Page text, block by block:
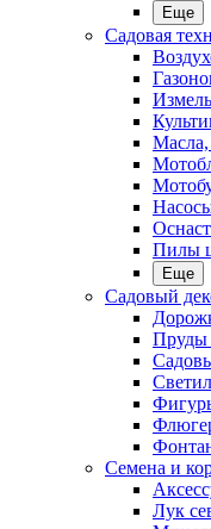
Еще
Садовая
Масла,
Пилы
Еще
Садовый
Пруды
Семена и
Лук